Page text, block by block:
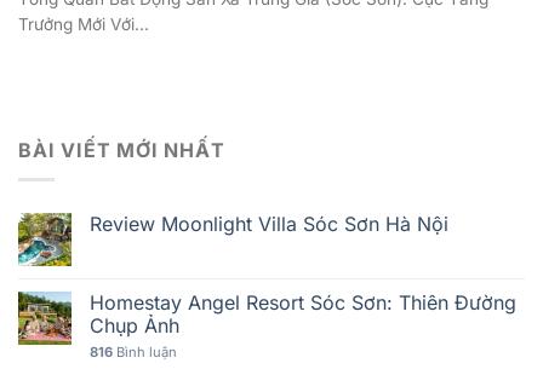
Trưởng Mới Với...
BÀI VIẾT MỚI NHẤT
Review Moonlight Villa Sóc Sơn Hà Nội
Homestay Angel Resort Sóc Sơn: Thiên Đường
Chụp Ảnh
816 Bình luận